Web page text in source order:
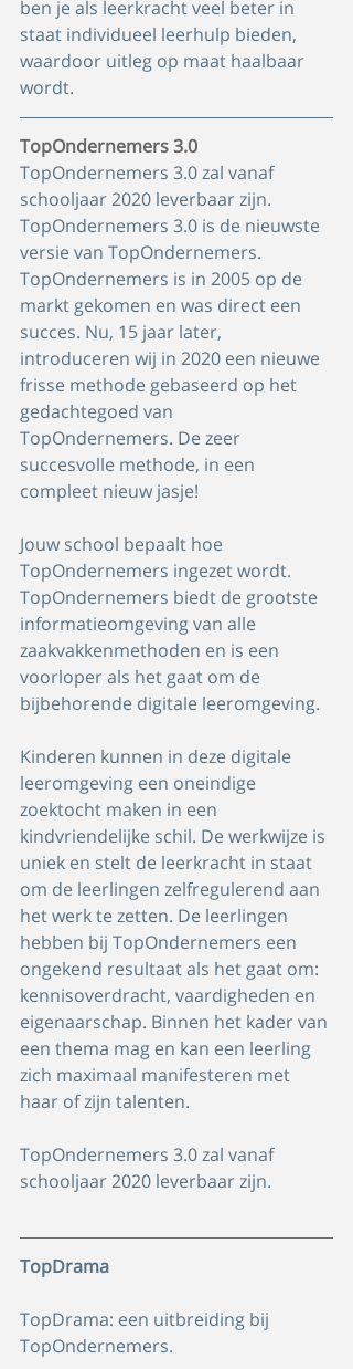
ben je als leerkracht veel beter in
staat individueel leerhulp bieden,
waardoor uitleg op maat haalbaar
wordt.
TopOndernemers 3.0
TopOndernemers 3.0 zal vanaf
schooljaar 2020 leverbaar zijn.
TopOndernemers 3.0 is de nieuwste
versie van TopOndernemers.
TopOndernemers is in 2005 op de
markt gekomen en was direct een
succes. Nu, 15 jaar later,
introduceren wij in 2020 een nieuwe
frisse methode gebaseerd op het
gedachtegoed van
TopOndernemers. De zeer
succesvolle methode, in een
compleet nieuw jasje!
Jouw school bepaalt hoe
TopOndernemers ingezet wordt.
TopOndernemers biedt de grootste
informatieomgeving van alle
zaakvakkenmethoden en is een
voorloper als het gaat om de
bijbehorende digitale leeromgeving.
Kinderen kunnen in deze digitale
leeromgeving een oneindige
zoektocht maken in een
kindvriendelijke schil. De werkwijze is
uniek en stelt de leerkracht in staat
om de leerlingen zelfregulerend aan
het werk te zetten. De leerlingen
hebben bij TopOndernemers een
ongekend resultaat als het gaat om:
kennisoverdracht, vaardigheden en
eigenaarschap. Binnen het kader van
een thema mag en kan een leerling
zich maximaal manifesteren met
haar of zijn talenten.
TopOndernemers 3.0 zal vanaf
schooljaar 2020 leverbaar zijn.
TopDrama
TopDrama: een uitbreiding bij
TopOndernemers.